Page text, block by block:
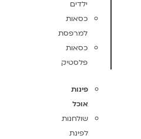
ילדים
כסאות
למרפסת
כסאות
פלסטיק
פינות
אוכל
שולחנות
לפינת